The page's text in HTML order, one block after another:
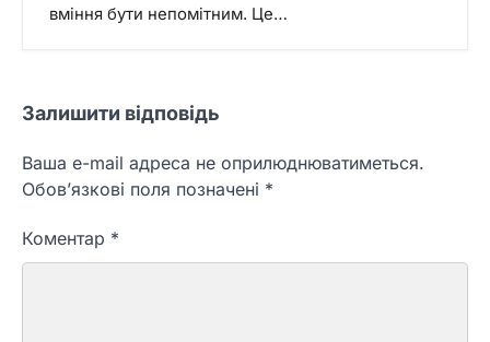
вміння бути непомітним. Це…
Залишити відповідь
Ваша e-mail адреса не оприлюднюватиметься.
Обов’язкові поля позначені *
Коментар *